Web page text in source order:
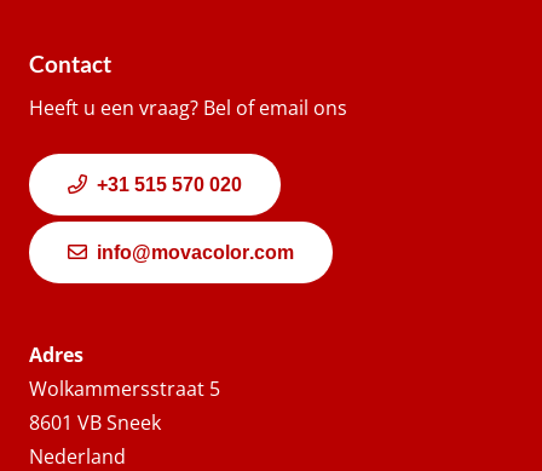
Contact
Heeft u een vraag? Bel of email ons
+31 515 570 020
info@movacolor.com
Adres
Wolkammersstraat 5
8601 VB Sneek
Nederland